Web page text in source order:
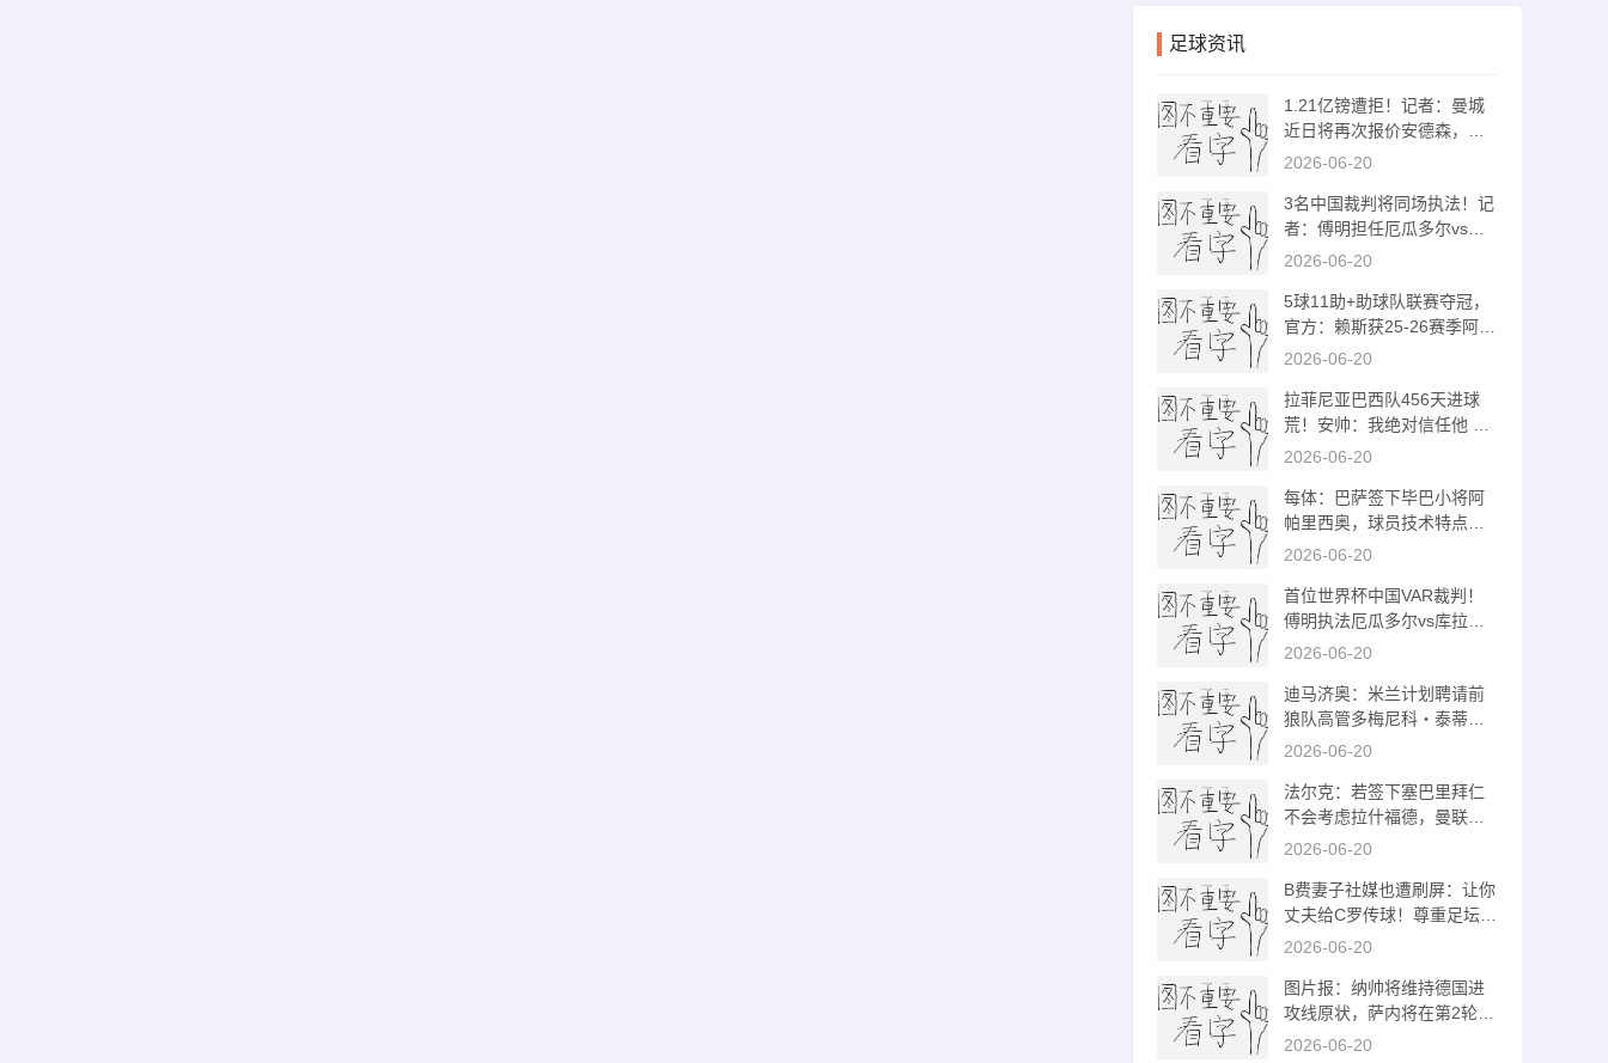
足球资讯
1.21亿镑遭拒！记者：曼城
近日将再次报价安德森，交
易接近完成
2026-06-20
3名中国裁判将同场执法！记
者：傅明担任厄瓜多尔vs库
拉索VAR裁判
2026-06-20
5球11助+助球队联赛夺冠，
官方：赖斯获25-26赛季阿森
纳队内最佳
2026-06-20
拉菲尼亚巴西队456天进球
荒！安帅：我绝对信任他 他
能踢很多位置
2026-06-20
每体：巴萨签下毕巴小将阿
帕里西奥，球员技术特点类
似梅西
2026-06-20
首位世界杯中国VAR裁判！
傅明执法厄瓜多尔vs库拉索
奖金3000美元
2026-06-20
迪马济奥：米兰计划聘请前
狼队高管多梅尼科・泰蒂出
任体育总监
2026-06-20
法尔克：若签下塞巴里拜仁
不会考虑拉什福德，曼联有
意留住后者
2026-06-20
B费妻子社媒也遭刷屏：让你
丈夫给C罗传球！尊重足坛历
史最佳
2026-06-20
图片报：纳帅将维持德国进
攻线原状，萨内将在第2轮继
续首发出战
2026-06-20